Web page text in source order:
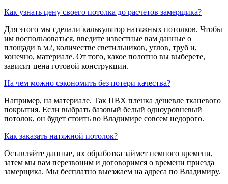
Как узнать цену своего потолка до расчетов замерщика?
Для этого мы сделали калькулятор натяжных потолков. Чтобы
им воспользоваться, введите известные вам данные о
площади в м2, количестве светильников, углов, труб и,
конечно, материале. От того, какое полотно вы выберете,
зависит цена готовой конструкции.
На чем можно сэкономить без потери качества?
Например, на материале. Так ПВХ пленка дешевле тканевого
покрытия. Если выбрать базовый белый одноуровневый
потолок, он будет стоить во Владимире совсем недорого.
Как заказать натяжной потолок?
Оставляйте данные, их обработка займет немного времени,
затем мы вам перезвоним и договоримся о времени приезда
замерщика. Мы бесплатно выезжаем на адреса по Владимиру.